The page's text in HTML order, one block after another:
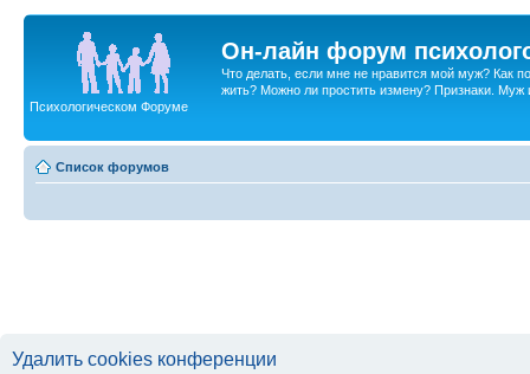
Он-лайн форум
Что делать, если мне не нравится мой муж? Как
жить? Можно ли простить измену? Признаки. Муж
Психологическом Форуме
Список форумов
Удалить cookies конференции